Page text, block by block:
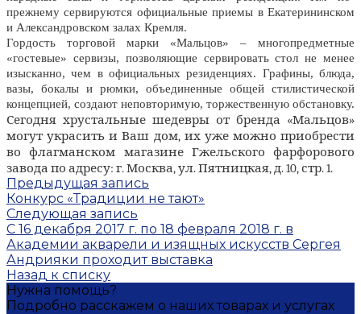
прежнему сервируются официальные приемы в Екатерининском
и Александровском залах Кремля.
Гордость торговой марки «Мальцов» – многопредметные
«гостевые» сервизы, позволяющие сервировать стол не менее
изысканно, чем в официальных резиденциях. Графины, блюда,
вазы, бокалы и рюмки, объединенные общей стилистической
концепцией, создают неповторимую, торжественную обстановку.
Сегодня хрустальные шедевры от бренда «Мальцов»
могут украсить и Ваш дом, их уже можно приобрести
во флагманском магазине Гжельского фарфорового
завода по адресу: г. Москва, ул. Пятницкая, д. 10, стр. 1.
Предыдущая запись
Конкурс «Традиции не тают»
Следующая запись
С 16 декабря 2017 г. по 18 февраля 2018 г. в
Академии акварели и изящных искусств Сергея
Андрияки проходит выставка
Назад к списку
Нужна помощь?
Подробно расскажем о наших товарах и услугах